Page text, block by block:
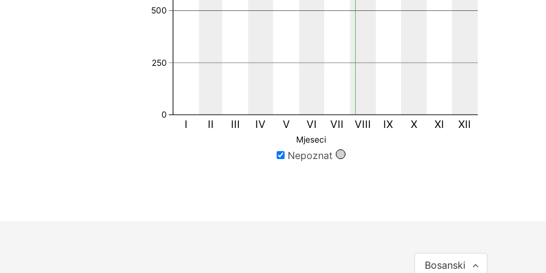
I II III IV V VI VII VIII IX X XI XII
Mjeseci
0
250
500
Nepoznat
Bosanski